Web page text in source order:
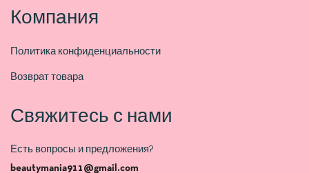
Компания
Политика конфиденциальности
Возврат товара
Свяжитесь с нами
Есть вопросы и предложения?
beautymania911@gmail.com